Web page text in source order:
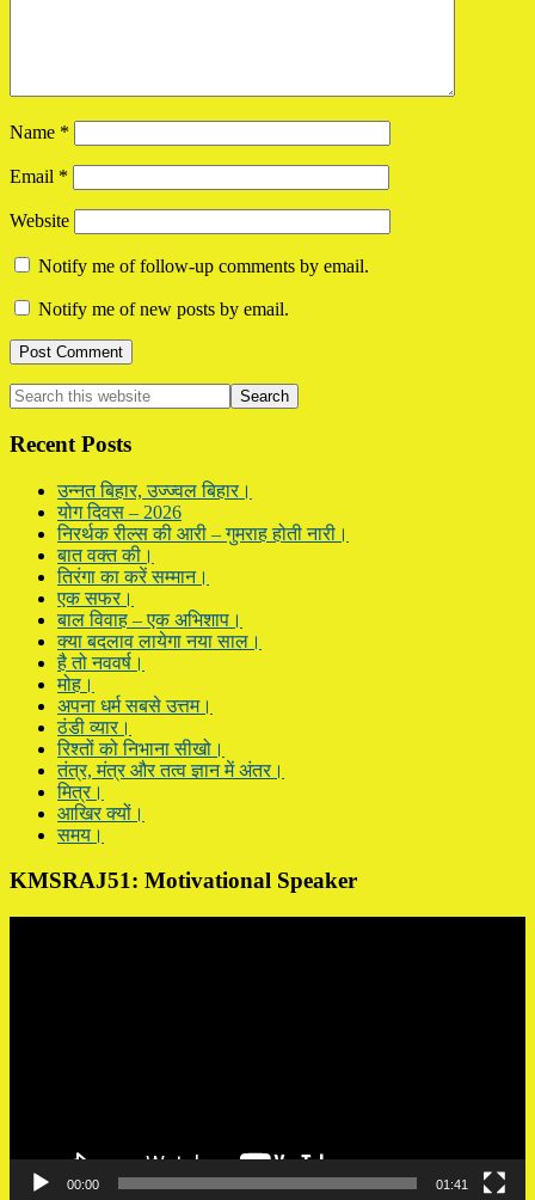
Name *
Email *
Website
Notify me of follow-up comments by email.
Notify me of new posts by email.
Primary
Sidebar
Search
this
website
Recent Posts
उन्नत बिहार, उज्ज्वल बिहार।
योग दिवस – 2026
निरर्थक रील्स की आरी – गुमराह होती नारी।
बात वक्त की।
तिरंगा का करें सम्मान।
एक सफर।
बाल विवाह – एक अभिशाप।
क्या बदलाव लायेगा नया साल।
है तो नववर्ष।
मोह।
अपना धर्म सबसे उत्तम।
ठंडी व्यार।
रिश्तों को निभाना सीखो।
तंत्र, मंत्र और तत्व ज्ञान में अंतर।
मित्र।
आखिर क्यों।
समय।
KMSRAJ51: Motivational Speaker
00:00 01:41